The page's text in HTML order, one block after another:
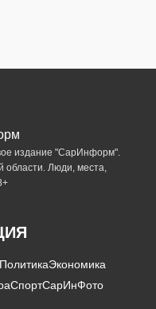
издание "СарИнформ".
области. Люди, места,
ПолитикаЭкономика
СпортСарИнФото